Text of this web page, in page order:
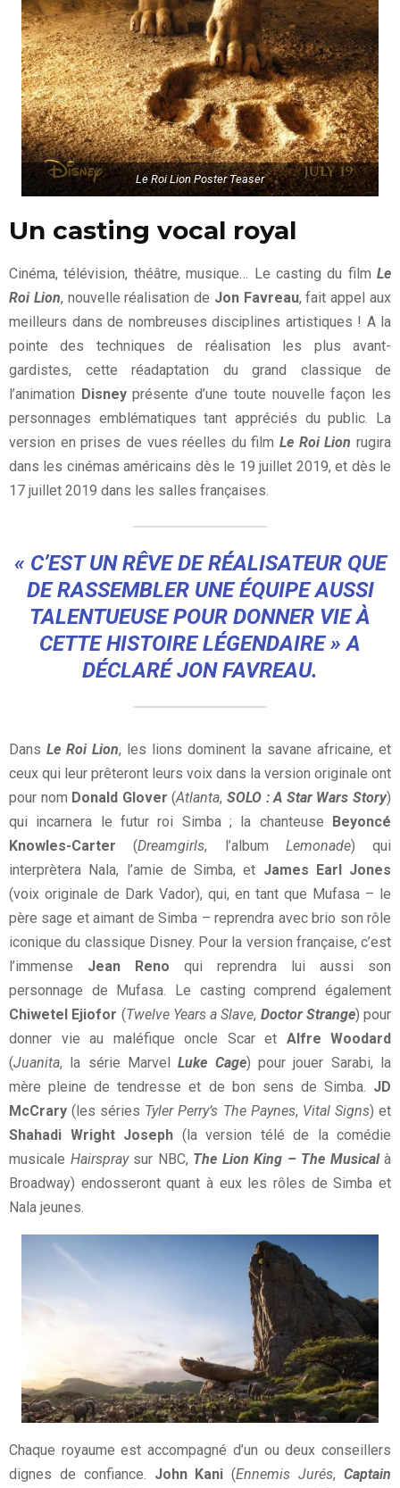
Le Roi Lion Poster Teaser
Un casting vocal royal
Cinéma, télévision, théâtre, musique… Le casting du film Le
Roi Lion, nouvelle réalisation de Jon Favreau, fait appel aux
meilleurs dans de nombreuses disciplines artistiques ! A la
pointe des techniques de réalisation les plus avant-
gardistes, cette réadaptation du grand classique de
l’animation Disneyprésente d’une toute nouvelle façon les
personnages emblématiques tant appréciés du public. La
version en prises de vues réelles du filmLe Roi Lion rugira
dans les cinémas américains dès le 19 juillet 2019, et dès le
17 juillet 2019 dans les salles françaises.
« C’EST UN RÊVE DE RÉALISATEUR QUE
DE RASSEMBLER UNE ÉQUIPE AUSSI
TALENTUEUSE POUR DONNER VIE À
CETTE HISTOIRE LÉGENDAIRE » A
DÉCLARÉJON FAVREAU.
Dans Le Roi Lion, les lions dominent la savane africaine, et
ceux qui leur prêteront leurs voix dans la version originale ont
pour nom Donald Glover (Atlanta,SOLO : A Star Wars Story)
qui incarnera le futur roi Simba ; la chanteuse Beyoncé
Knowles-Carter (Dreamgirls, l’album Lemonade) qui
interprètera Nala, l’amie de Simba, et James Earl Jones
(voix originale de Dark Vador), qui, en tant que Mufasa – le
père sage et aimant de Simba – reprendra avec brio son rôle
iconique du classique Disney. Pour la version française, c’est
l’immense Jean Reno qui reprendra lui aussi son
personnage de Mufasa. Le casting comprend également
Chiwetel Ejiofor (Twelve Years a Slave, Doctor Strange) pour
donner vie au maléfique oncle Scar et Alfre Woodard
(Juanita, la série MarvelLuke Cage) pour jouer Sarabi, la
mère pleine de tendresse et de bon sens de Simba. JD
McCrary (les séries Tyler Perry’s The Paynes, Vital Signs) et
Shahadi Wright Joseph (la version télé de la comédie
musicale Hairspraysur NBC, The Lion King – The Musicalà
Broadway) endosseront quant à eux les rôles de Simba et
Nala jeunes.
Chaque royaume est accompagné d’un ou deux conseillers
dignes de confiance. John Kani (Ennemis Jurés,Captain